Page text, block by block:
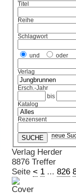
Titel
Reihe
Schlagwort
und oder
Verlag
Ersch.-Jahr
bis
Katalog
Rezensent
neue
Verlag Herder
8876 Treffer
Seite < 1... 826